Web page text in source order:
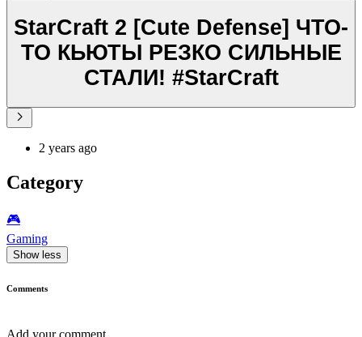
StarCraft 2 [Cute Defense] ЧТО-
ТО КЬЮТЫ РЕЗКО СИЛЬНЫЕ
СТАЛИ! #StarCraft
2 years ago
Category
🎮️
Gaming
Show less
Comments